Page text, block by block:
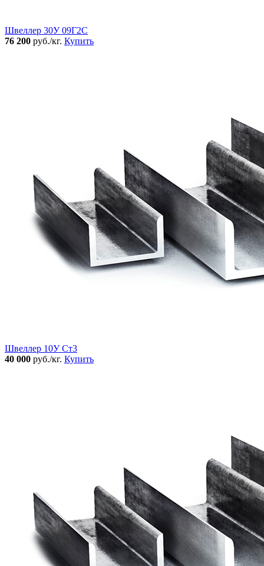
Швеллер 30У 09Г2С
76 200 руб./кг. Купить
Швеллер 10У Ст3
40 000 руб./кг. Купить